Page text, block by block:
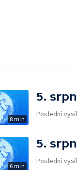
8 min
5.
Poslední
6 min
5.
Poslední